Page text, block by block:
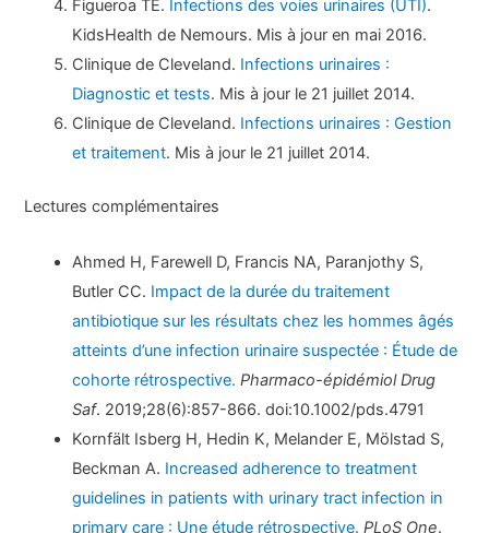
Figueroa TE. Infections des voies urinaires (UTI).
KidsHealth de Nemours. Mis à jour en mai 2016.
Clinique de Cleveland. Infections urinaires :
Diagnostic et tests. Mis à jour le 21 juillet 2014.
Clinique de Cleveland. Infections urinaires : Gestion
et traitement. Mis à jour le 21 juillet 2014.
Lectures complémentaires
Ahmed H, Farewell D, Francis NA, Paranjothy S,
Butler CC. Impact de la durée du traitement
antibiotique sur les résultats chez les hommes âgés
atteints d’une infection urinaire suspectée : Étude de
cohorte rétrospective. Pharmaco-épidémiol Drug
Saf. 2019;28(6):857-866. doi:10.1002/pds.4791
Kornfält Isberg H, Hedin K, Melander E, Mölstad S,
Beckman A. Increased adherence to treatment
guidelines in patients with urinary tract infection in
primary care : Une étude rétrospective. PLoS One.